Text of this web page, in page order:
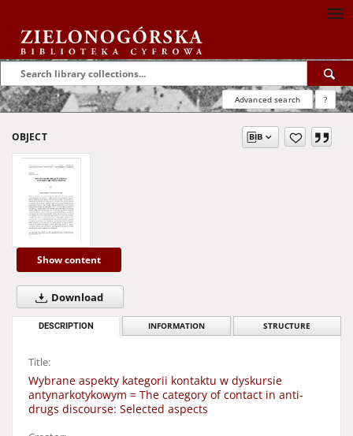
Advanced search ?
OBJECT
Show content
Download
DESCRIPTION INFORMATION STRUCTURE
Title:
Wybrane aspekty kategorii kontaktu w dyskursie
antynarkotykowym = The category of contact in anti-
drugs discourse: Selected aspects